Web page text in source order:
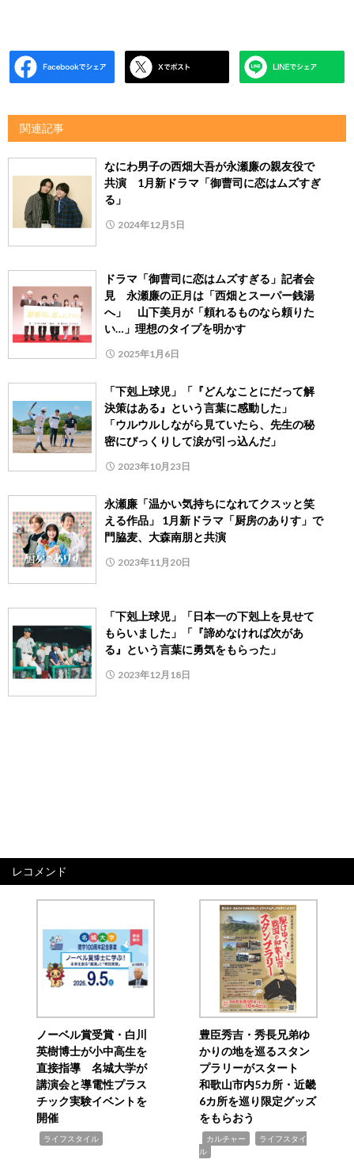
関連記事
なにわ男子の西畑大吾が永瀬廉の親友役で
共演 1月新ドラマ「御曹司に恋はムズすぎ
る」
2024年12月5日
ドラマ「御曹司に恋はムズすぎる」記者会
見 永瀬廉の正月は「西畑とスーパー銭湯
へ」 山下美月が「頼れるものなら頼りた
い…」理想のタイプを明かす
2025年1月6日
「下剋上球児」「『どんなことにだって解
決策はある』という言葉に感動した」
「ウルウルしながら見ていたら、先生の秘
密にびっくりして涙が引っ込んだ」
2023年10月23日
永瀬廉「温かい気持ちになれてクスッと笑
える作品」 1月新ドラマ「厨房のありす」で
門脇麦、大森南朋と共演
2023年11月20日
「下剋上球児」「日本一の下剋上を見せて
もらいました」「『諦めなければ次があ
る』という言葉に勇気をもらった」
2023年12月18日
レコメンド
ノーベル賞受賞・白川
英樹博士が小中高生を
直接指導 名城大学が
講演会と導電性プラス
チック実験イベントを
開催
ライフスタイル
豊臣秀吉・秀長兄弟ゆ
かりの地を巡るスタン
プラリーがスタート
和歌山市内5カ所・近畿
6カ所を巡り限定グッズ
をもらおう
カルチャー
ライフスタイ
ル